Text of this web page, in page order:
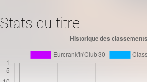
Stats du titre